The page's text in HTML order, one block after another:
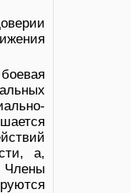
а,
Члены